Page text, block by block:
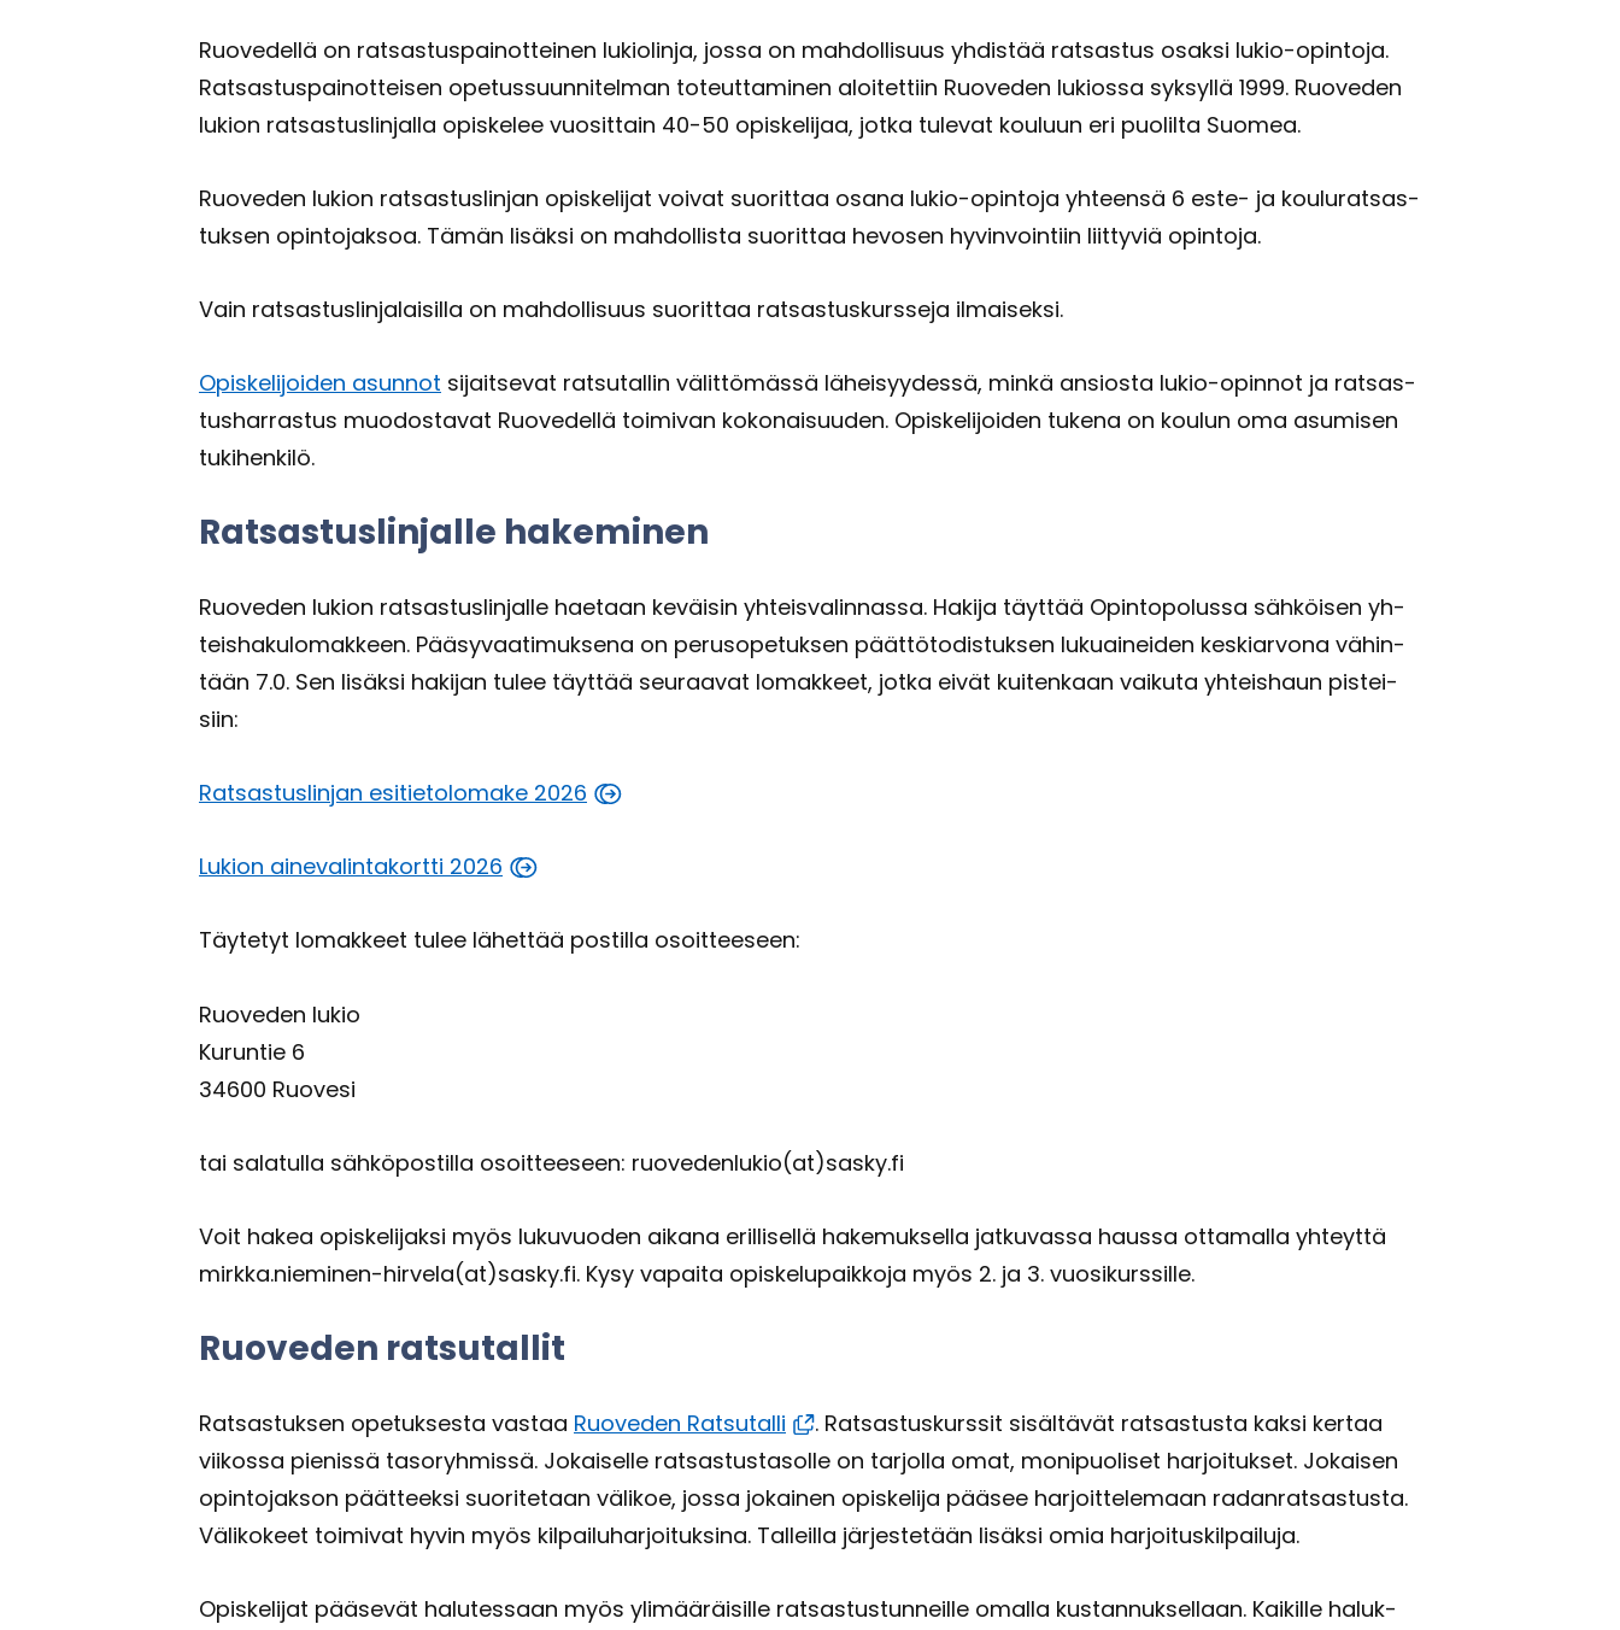
Ruo­ve­del­lä on rat­sas­tus­pai­not­tei­nen lu­kio­lin­ja, jossa on mah­dol­li­suus yh­dis­tää rat­sas­tus osak­si lukio-​opintoja.
Rat­sas­tus­pai­not­tei­sen ope­tus­suun­ni­tel­man to­teut­ta­mi­nen aloi­tet­tiin Ruo­ve­den lu­kios­sa syk­syl­lä 1999. Ruo­ve­den
lu­kion rat­sas­tus­lin­jal­la opis­ke­lee vuo­sit­tain 40-50 opis­ke­li­jaa, jotka tu­le­vat kou­luun eri puo­lil­ta Suo­mea.
Ruo­ve­den lu­kion rat­sas­tus­lin­jan opis­ke­li­jat voi­vat suo­rit­taa osana lukio-​opintoja yh­teen­sä 6 este- ja kou­lu­rat­sas­
tuk­sen opin­to­jak­soa. Tämän li­säk­si on mah­dol­lis­ta suo­rit­taa he­vo­sen hy­vin­voin­tiin liit­ty­viä opin­to­ja.
Vain rat­sas­tus­lin­ja­lai­sil­la on mah­dol­li­suus suo­rit­taa rat­sas­tus­kurs­se­ja il­mai­sek­si.
Opis­ke­li­joi­den asun­not si­jait­se­vat rat­su­tal­lin vä­lit­tö­mäs­sä lä­hei­syy­des­sä, minkä an­sios­ta lukio-​opinnot ja rat­sas­
tus­har­ras­tus muo­dos­ta­vat Ruo­ve­del­lä toi­mi­van ko­ko­nai­suu­den. Opis­ke­li­joi­den tu­ke­na on kou­lun oma asu­mi­sen
tu­ki­hen­ki­lö.
Rat­sas­tus­lin­jal­le ha­ke­mi­nen
Ruo­ve­den lu­kion rat­sas­tus­lin­jal­le hae­taan ke­väi­sin yh­teis­va­lin­nas­sa. Ha­ki­ja täyt­tää Opin­to­po­lus­sa säh­köi­sen yh­
teis­ha­ku­lo­mak­keen. Pää­sy­vaa­ti­muk­se­na on pe­rus­o­pe­tuk­sen päät­tö­to­dis­tuk­sen lu­kuai­nei­den kes­kiar­vo­na vä­hin­
tään 7.0. Sen li­säk­si ha­ki­jan tulee täyt­tää seu­raa­vat lo­mak­keet, jotka eivät kui­ten­kaan vai­ku­ta yh­teis­haun pis­tei­
siin:
Rat­sas­tus­lin­jan esi­tie­to­lo­ma­ke 2026
Lu­kion ai­ne­va­lin­ta­kort­ti 2026
Täy­te­tyt lo­mak­keet tulee lä­het­tää pos­til­la osoit­tee­seen:
Ruo­ve­den lukio
Ku­run­tie 6
34600 Ruo­ve­si
tai sa­la­tul­la säh­kö­pos­til­la osoit­tee­seen: ruo­ve­den­lu­kio(at)sasky.fi
Voit hakea opis­ke­li­jak­si myös lu­ku­vuo­den ai­ka­na eril­li­sel­lä ha­ke­muk­sel­la jat­ku­vas­sa haus­sa ot­ta­mal­la yh­teyt­tä
mirk­ka.nieminen-​hirvela(at)sasky.fi. Kysy va­pai­ta opis­ke­lu­paik­ko­ja myös 2. ja 3. vuo­si­kurs­sil­le.
Ruo­ve­den rat­su­tal­lit
Rat­sas­tuk­sen ope­tuk­ses­ta vas­taa Ruo­ve­den Rat­su­tal­li
. Rat­sas­tus­kurs­sit si­säl­tä­vät rat­sas­tus­ta kaksi ker­taa
vii­kos­sa pie­nis­sä ta­so­ryh­mis­sä. Jo­kai­sel­le rat­sas­tus­ta­sol­le on tar­jol­la omat, mo­ni­puo­li­set har­joi­tuk­set. Jo­kai­sen
opin­to­jak­son päät­teek­si suo­ri­te­taan vä­li­koe, jossa jo­kai­nen opis­ke­li­ja pää­see har­joit­te­le­maan ra­dan­rat­sas­tus­ta.
Vä­li­ko­keet toi­mi­vat hyvin myös kil­pai­lu­har­joi­tuk­si­na. Tal­leil­la jär­jes­te­tään li­säk­si omia har­joi­tus­kil­pai­lu­ja.
Opis­ke­li­jat pää­se­vät ha­lu­tes­saan myös yli­mää­räi­sil­le rat­sas­tus­tun­neil­le omal­la kus­tan­nuk­sel­laan. Kai­kil­le ha­luk­